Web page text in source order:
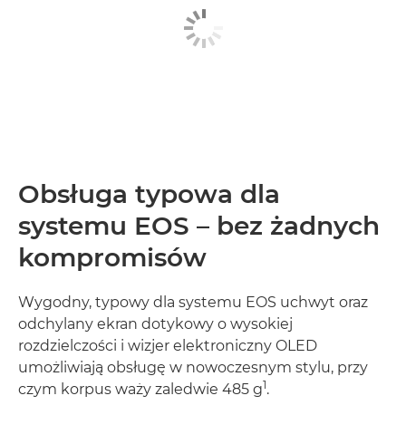
Obsługa typowa dla
systemu EOS – bez żadnych
kompromisów
Wygodny, typowy dla systemu EOS uchwyt oraz
odchylany ekran dotykowy o wysokiej
rozdzielczości i wizjer elektroniczny OLED
umożliwiają obsługę w nowoczesnym stylu, przy
czym korpus waży zaledwie 485 g1.